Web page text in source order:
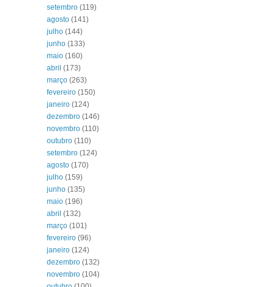
setembro (119)
agosto (141)
julho (144)
junho (133)
maio (160)
abril (173)
março (263)
fevereiro (150)
janeiro (124)
dezembro (146)
novembro (110)
outubro (110)
setembro (124)
agosto (170)
julho (159)
junho (135)
maio (196)
abril (132)
março (101)
fevereiro (96)
janeiro (124)
dezembro (132)
novembro (104)